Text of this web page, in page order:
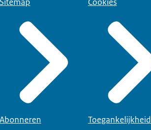
Abonneren Toegankelijkheid